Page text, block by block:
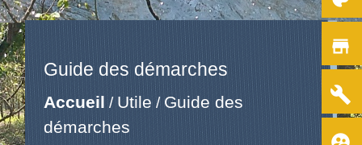
Guide des démarches
Accueil / Utile / Guide des
démarches
store
build